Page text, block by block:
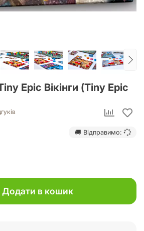
Epic Вікінги (Tiny Epic
🚚 Відправимо:
Додати в кошик